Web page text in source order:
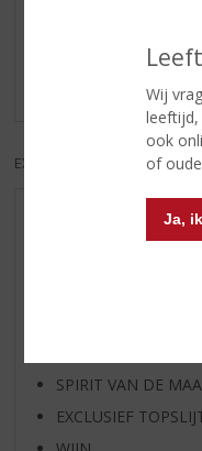
Wij
leeftijd,
ook
of
Ja,
Schrijf een review
Er zijn nog geen
EXCL. BTW INCL.
AANBIEDINGEN
SPIRIT VAN DE
EXCLUSIEF